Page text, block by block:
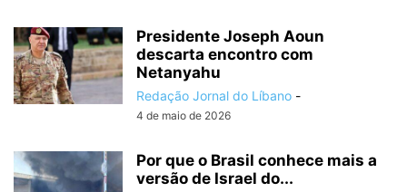
Presidente Joseph Aoun
descarta encontro com
Netanyahu
Redação Jornal do Líbano -
4 de maio de 2026
Por que o Brasil conhece mais a
versão de Israel do...